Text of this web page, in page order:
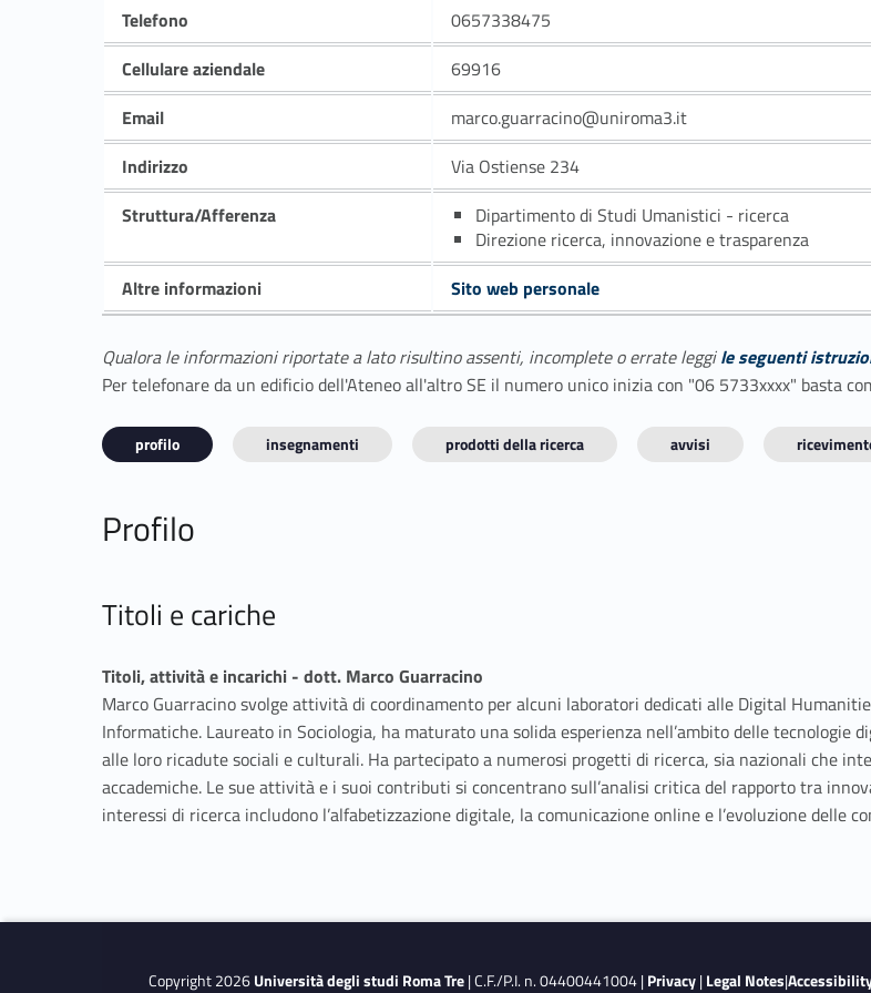
Telefono
0657338475
Cellulare aziendale
69916
Email
marco.guarracino@uniroma3.it
Indirizzo
Via Ostiense 234
Struttura/Afferenza
Dipartimento di Studi Umanistici - ricerca
Direzione ricerca, innovazione e trasparenza
Altre informazioni
Sito web personale
Qualora le informazioni riportate a lato risultino assenti, incomplete o errate leggile seguenti
Per telefonare da un edificio dell'Ateneo all'altro SE il numero unico inizia con "06 5733xxxx" basta
profilo insegnamenti prodotti della ricerca avvisi
Profilo
Titoli e cariche
Titoli, attività e incarichi - dott. Marco Guarracino
Marco Guarracino svolge attività di coordinamento per alcuni laboratori dedicati alle Digital
Informatiche. Laureato in Sociologia, ha maturato una solida esperienza nell’ambito delle
alle loro ricadute sociali e culturali. Ha partecipato a numerosi progetti di ricerca, sia nazionali che
accademiche. Le sue attività e i suoi contributi si concentrano sull’analisi critica del rapporto tra
interessi di ricerca includono l’alfabetizzazione digitale, la comunicazione online e l’evoluzione delle
Copyright 2026Università degli studi Roma Tre| C.F./P.I. n. 04400441004 |Privacy|Legal Notes|